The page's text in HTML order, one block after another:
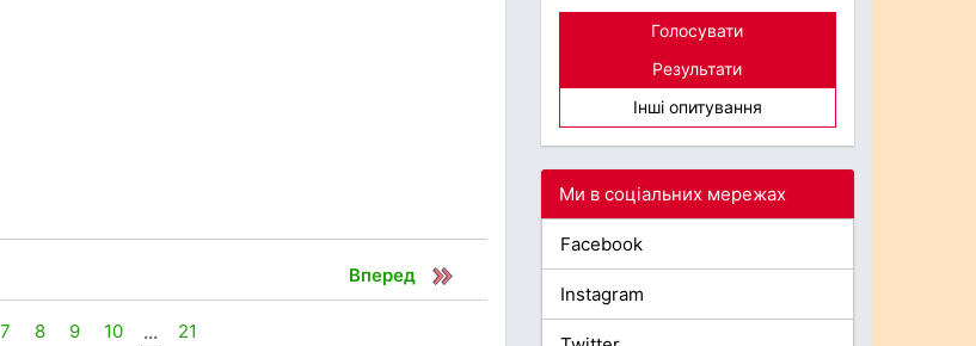
Вперед
7 8 9 10 ... 21
Голосувати
Результати
Інші опитування
Ми в соціальних мережах
Facebook
Instagram